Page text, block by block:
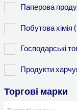
Паперова
Побутова хімія
Господарські
Продукти
Торгові марки